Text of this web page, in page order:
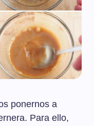
ponernos a
Para ello,